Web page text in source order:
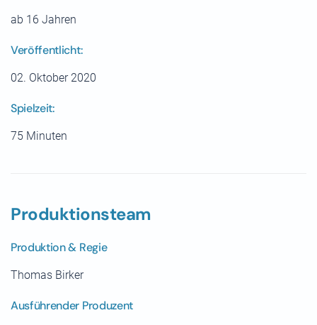
ab 16 Jahren
Veröffentlicht:
02. Oktober 2020
Spielzeit:
75 Minuten
Produktionsteam
Produktion & Regie
Thomas Birker
Ausführender Produzent